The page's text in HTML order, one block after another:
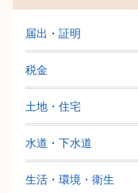
届出・証明
税金
土地・住宅
水道・下水道
生活・環境・衛生